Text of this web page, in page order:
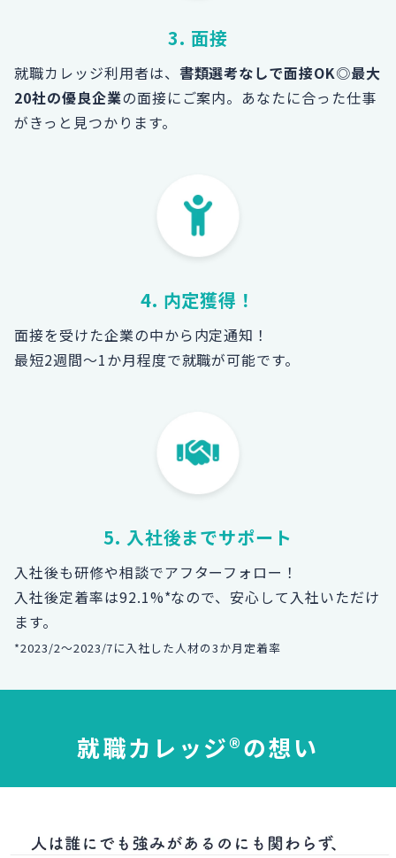
3. 面接
就職カレッジ利用者は、 書類選考なしで面接OK◎最大
20社の優良企業の面接にご案内。あなたに合った仕事
がきっと見つかります。
4. 内定獲得！
面接を受けた企業の中から内定通知！
最短2週間～1か月程度で就職が可能です。
5. 入社後までサポート
入社後も研修や相談でアフターフォロー！
入社後定着率は92.1%*なので、安心して入社いただけ
ます。
*2023/2～2023/7に入社した人材の3か月定着率
就職カレッジ®の想い